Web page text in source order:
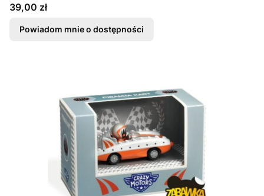
Cena
39,00 zł
Powiadom mnie o dostępności